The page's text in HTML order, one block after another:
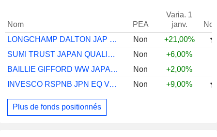
Nom PEA
Varia. 1
janv.
LONGCHAMP DALTON JAP LNG UCITS I2UH
Non
+21,00%
SUMI TRUST JAPAN QUALITY GR A JPY ACC
Non
+6,00%
BAILLIE GIFFORD WW JAPANESE B JPY ACC
Non
+2,00%
INVESCO RSPNB JPN EQ VAL DISCV C JPY
Non +9,00%
Plus de fonds positionnés